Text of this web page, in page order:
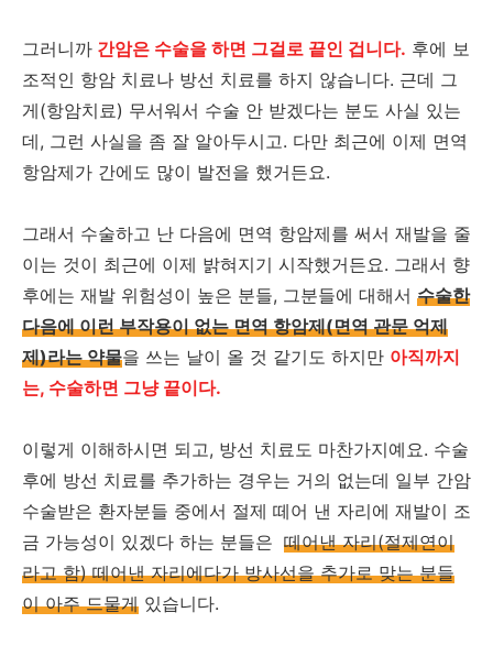
그러니까 간암은 수술을 하면 그걸로 끝인 겁니다. 후에 보
조적인 항암 치료나 방선 치료를 하지 않습니다. 근데 그
게(항암치료) 무서워서 수술 안 받겠다는 분도 사실 있는
데, 그런 사실을 좀 잘 알아두시고. 다만 최근에 이제 면역
항암제가 간에도 많이 발전을 했거든요.
그래서 수술하고 난 다음에 면역 항암제를 써서 재발을 줄
이는 것이 최근에 이제 밝혀지기 시작했거든요. 그래서 향
후에는 재발 위험성이 높은 분들, 그분들에 대해서 수술한
다음에 이런 부작용이 없는 면역 항암제(면역 관문 억제
제)라는 약물을 쓰는 날이 올 것 같기도 하지만 아직까지
는, 수술하면 그냥 끝이다.
이렇게 이해하시면 되고, 방선 치료도 마찬가지예요. 수술
후에 방선 치료를 추가하는 경우는 거의 없는데 일부 간암
수술받은 환자분들 중에서 절제 떼어 낸 자리에 재발이 조
금 가능성이 있겠다 하는 분들은 떼어낸 자리(절제연이
라고 함) 떼어낸 자리에다가 방사선을 추가로 맞는 분들
이 아주 드물게 있습니다.